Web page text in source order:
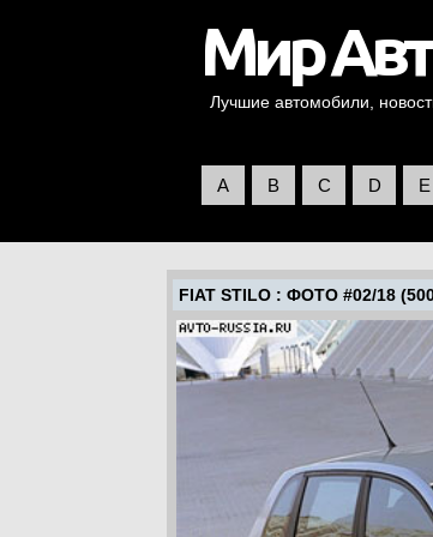
Лучшие автомобили,
A B C D E
FIAT STILO: ФОТО #02/18 (500